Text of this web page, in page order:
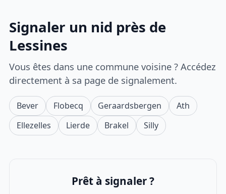
Signaler un nid près de
Lessines
Vous êtes dans une commune voisine ? Accédez
directement à sa page de signalement.
Bever Flobecq Geraardsbergen
Ath
Ellezelles
Lierde Brakel Silly
Prêt à signaler ?